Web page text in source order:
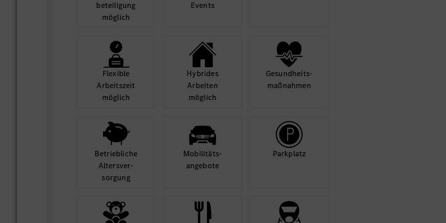
beteili­gung
möglich
Events
Flexible
Arbeits­zeit
möglich
Hybrides
Arbeiten
möglich
Gesund­heits­
maß­nahmen
Betrieb­liche
Alters­ver­
sorgung
Mobilitäts­
angebote
Park­platz